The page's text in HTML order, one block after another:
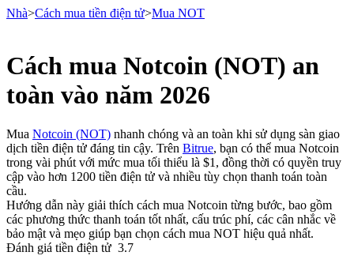
Hợp đồng tương lai
USDT Futures
Nhà>Cách mua tiền điện tử>Mua NOT
Cách mua Notcoin (NOT) an
toàn vào năm 2026
Mua Notcoin (NOT) nhanh chóng và an toàn khi sử dụng sàn giao
dịch tiền điện tử đáng tin cậy. Trên Bitrue, bạn có thể mua Notcoin
trong vài phút với mức mua tối thiểu là $1, đồng thời có quyền truy
cập vào hơn 1200 tiền điện tử và nhiều tùy chọn thanh toán toàn
cầu.
Hướng dẫn này giải thích cách mua Notcoin từng bước, bao gồm
các phương thức thanh toán tốt nhất, cấu trúc phí, các cân nhắc về
bảo mật và mẹo giúp bạn chọn cách mua NOT hiệu quả nhất.
Đánh giá tiền điện tử 3.7